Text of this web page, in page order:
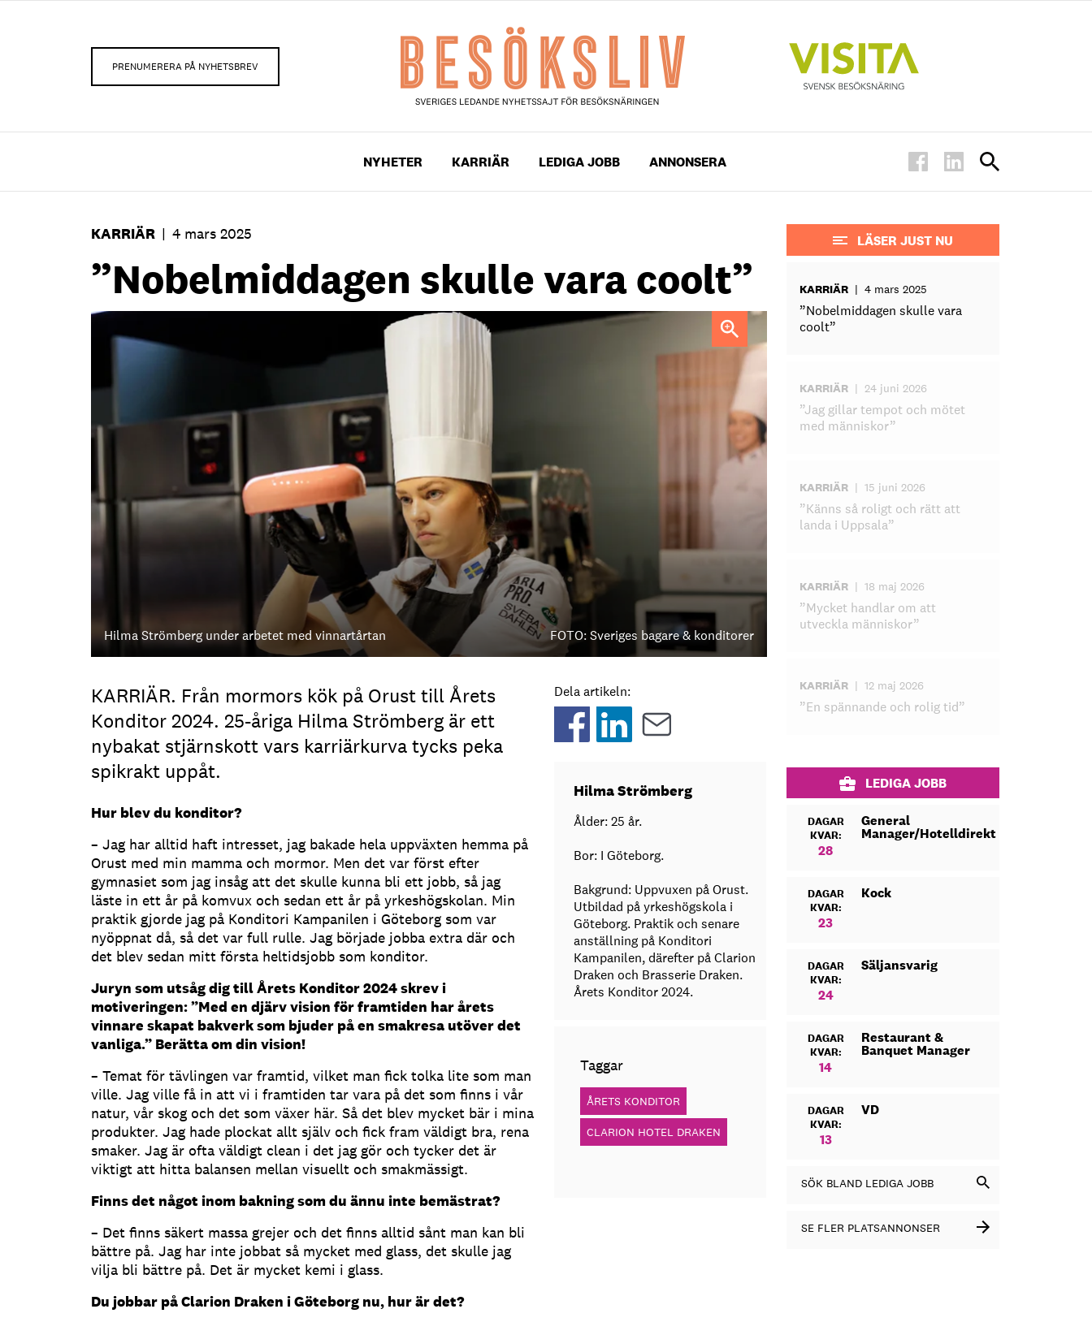
PRENUMERERA PÅ NYHETSBREV
NYHETER KARRIÄR LEDIGA JOBB ANNONSERA
KARRIÄR | 4 mars 2025
”Nobelmiddagen skulle vara coolt”
Hilma Strömberg under arbetet med vinnartårtan FOTO: Sveriges bagare & konditorer
KARRIÄR. Från mormors kök på Orust till Årets
Konditor 2024. 25-åriga Hilma Strömberg är ett
nybakat stjärnskott vars karriärkurva tycks peka
spikrakt uppåt.
Hur blev du konditor?
– Jag har alltid haft intresset, jag bakade hela uppväxten hemma på
Orust med min mamma och mormor. Men det var först efter
gymnasiet som jag insåg att det skulle kunna bli ett jobb, så jag
läste in ett år på komvux och sedan ett år på yrkeshögskolan. Min
praktik gjorde jag på Konditori Kampanilen i Göteborg som var
nyöppnat då, så det var full rulle. Jag började jobba extra där och
det blev sedan mitt första heltidsjobb som konditor.
Juryn som utsåg dig till Årets Konditor 2024 skrev i
motiveringen: ”Med en djärv vision förframtiden har årets
vinnare skapat bakverk som bjuder på en smakresa utöver det
vanliga.” Berätta om din vision!
– Temat för tävlingen var framtid, vilket man fick tolka lite som man
ville. Jag ville få in att vi i framtiden tar vara på det som finns i vår
natur, vår skog och det som växer här. Så det blev mycket bär i mina
produkter. Jag hade plockat allt själv och fick fram väldigt bra, rena
smaker. Jag är ofta väldigt clean i det jag gör och tycker det är
viktigt att hitta balansen mellan visuellt och smakmässigt.
Finns det något inom bakning som du ännu inte bemästrat?
– Det finns säkert massa grejer och det finns alltid sånt man kan bli
bättre på. Jag har inte jobbat så mycket med glass, det skulle jag
vilja bli bättre på. Det är mycket kemi i glass.
Du jobbar på Clarion Draken i Göteborg nu, hur är det?
Dela artikeln:
Hilma Strömberg
Ålder: 25 år.
Bor: I Göteborg.
Bakgrund: Uppvuxen på Orust.
Utbildad på yrkeshögskola i
Göteborg. Praktik och senare
anställning på Konditori
Kampanilen, därefter på Clarion
Draken och Brasserie Draken.
Årets Konditor 2024.
Taggar
ÅRETS KONDITOR
CLARION HOTEL DRAKEN
LÄSER JUST NU
KARRIÄR | 4 mars 2025
”Nobelmiddagen skulle vara
coolt”
KARRIÄR | 24 juni 2026
”Jag gillar tempot och mötet
med människor”
KARRIÄR | 15 juni 2026
”Känns så roligt och rätt att
landa i Uppsala”
KARRIÄR | 18 maj 2026
”Mycket handlar om att
utveckla människor”
KARRIÄR | 12 maj 2026
”En spännande och rolig tid”
LEDIGA JOBB
DAGAR
KVAR:
28
General
Manager/Hotelldirektör
DAGAR
KVAR:
23
Kock
DAGAR
KVAR:
24
Säljansvarig
DAGAR
KVAR:
14
Restaurant &
Banquet Manager
DAGAR
KVAR:
13
VD
SÖK BLAND LEDIGA JOBB
SE FLER PLATSANNONSER